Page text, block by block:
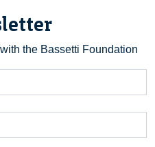
the Bassetti Foundation